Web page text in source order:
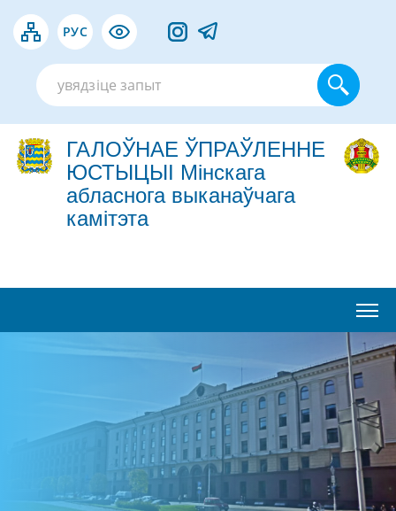
РУС
ГАЛОЎНАЕ ЎПРАЎЛЕННЕ
ЮСТЫЦЫІ Мінскага
абласнога выканаўчага
камітэта